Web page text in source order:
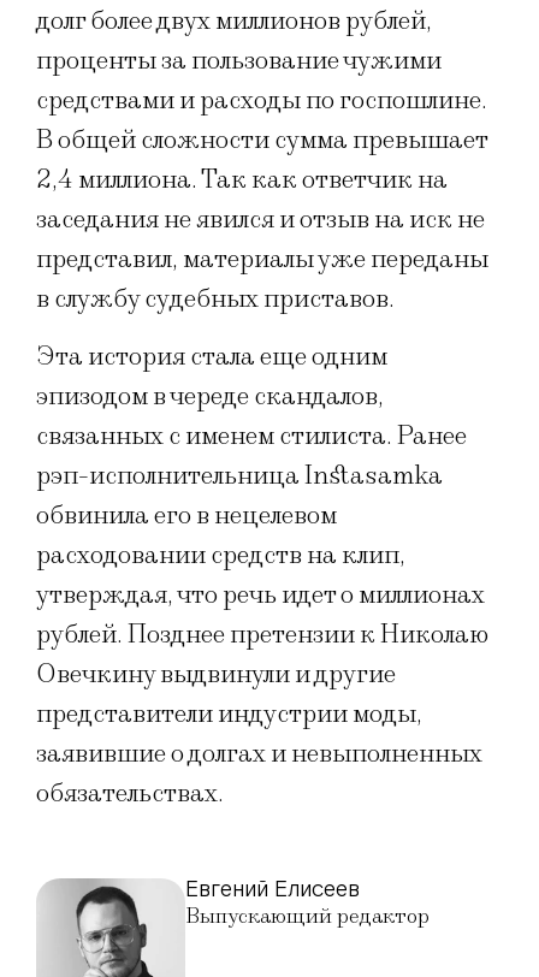
долг более двух миллионов рублей,
проценты за пользование чужими
средствами и расходы по госпошлине.
В общей сложности сумма превышает
2,4 миллиона. Так как ответчик на
заседания не явился и отзыв на иск не
представил, материалы уже переданы
в службу судебных приставов.
Эта история стала еще одним
эпизодом в череде скандалов,
связанных с именем стилиста. Ранее
рэп-исполнительница Instasamka
обвинила его в нецелевом
расходовании средств на клип,
утверждая, что речь идет о миллионах
рублей. Позднее претензии к Николаю
Овечкину выдвинули и другие
представители индустрии моды,
заявившие о долгах и невыполненных
обязательствах.
Евгений Елисеев
Выпускающий редактор